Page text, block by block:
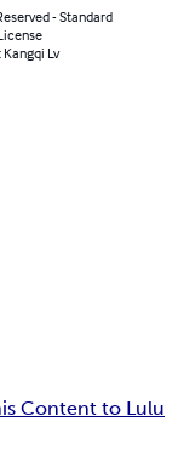
- Standard
Kangqi Lv
Content to Lulu